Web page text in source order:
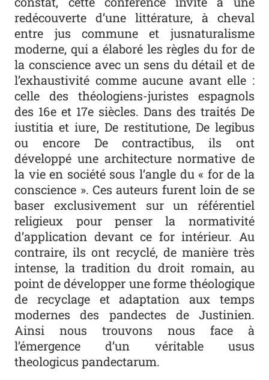
redécouverte d’une littérature, à cheval
entre jus commune et jusnaturalisme
moderne, qui a élaboré les règles du for de
la conscience avec un sens du détail et de
l’exhaustivité comme aucune avant elle :
celle des théologiens-juristes espagnols
des 16eet 17esiècles. Dans des traités De
iustitia et iure, De restitutione, De legibus
ou encore De contractibus, ils ont
développé une architecture normative de
la vie en société sous l’angle du « for de la
conscience ». Ces auteurs furent loin de se
baser exclusivement sur un référentiel
religieux pour penser la normativité
d’application devant ce for intérieur. Au
contraire, ils ont recyclé, de manière très
intense, la tradition du droit romain, au
point de développer une forme théologique
de recyclage et adaptation aux temps
modernes des pandectes de Justinien.
Ainsi nous trouvons nous face à
l’émergence d’un véritable usus
theologicus pandectarum.